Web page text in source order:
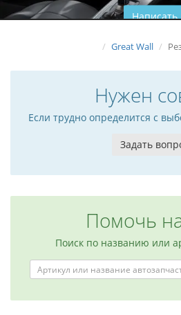
Написать
Great Wall
Нужен
Если трудно определится с
Задать
Помочь
Поиск по названию или